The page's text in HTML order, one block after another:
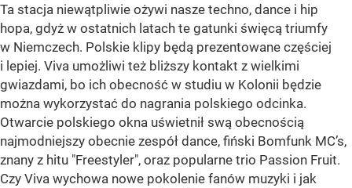
Ta stacja niewątpliwie ożywi nasze techno, dance i hip
hopa, gdyż w ostatnich latach te gatunki święcą triumfy
w Niemczech. Polskie klipy będą prezentowane częściej
i lepiej. Viva umożliwi też bliższy kontakt z wielkimi
gwiazdami, bo ich obecność w studiu w Kolonii będzie
można wykorzystać do nagrania polskiego odcinka.
Otwarcie polskiego okna uświetnił swą obecnością
najmodniejszy obecnie zespół dance, fiński Bomfunk MC’s,
znany z hitu "Freestyler", oraz popularne trio Passion Fruit.
Czy Viva wychowa nowe pokolenie fanów muzyki i jak